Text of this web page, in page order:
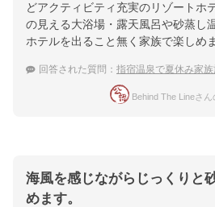
どアクティビティ充実のリゾートホ
の見える大浴場・露天風呂や砂蒸し
ホテルを出ること無く家族で楽しめま
回答された質問： 指宿温泉で夏休み家族旅行、
Behind The Lineさ
海風を感じながらじっくりと
めます。